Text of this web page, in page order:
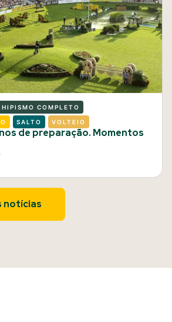
HIPISMO COMPLETO
SALTO VOLTEIO
de preparação. Momentos
notícias